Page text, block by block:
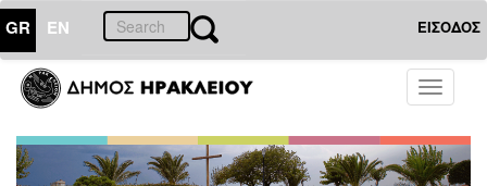
GR EN ΕΙΣΟΔΟΣ
Toggle
ΕΠΙΚΑΙΡΟΤΗΤΑ
Τύπου
Αρχείο